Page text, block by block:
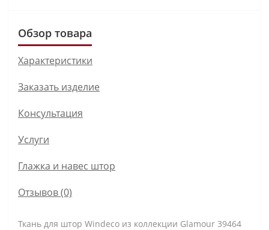
Обзор товара
Характеристики
Заказать изделие
Консультация
Услуги
Глажка и навес штор
Отзывов (0)
Ткань для штор Windeco из коллекции Glamour 39464